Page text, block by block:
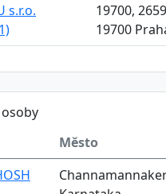
s.r.o.
19700,
19700
Město